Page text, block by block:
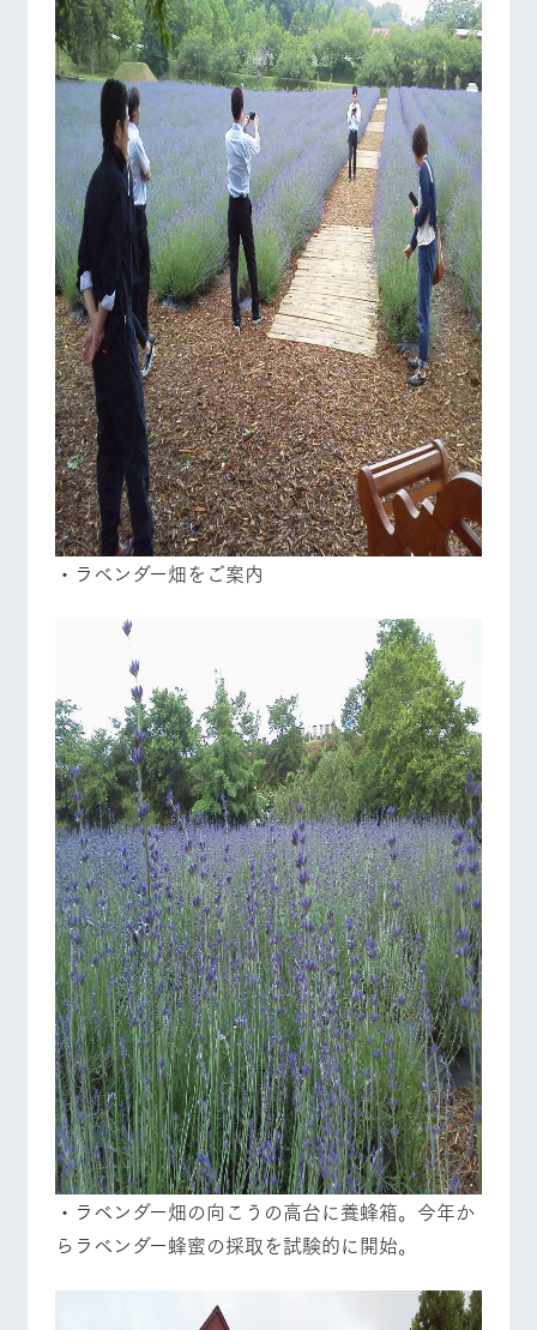
牧場マップを見る 周遊バス
営業時間・料金 交通アクセス
よくあるご質問
団体のお客様へ
ペットをお連れの
お客様へ お問い合わせ
・ラベンダー畑をご案内
・ラベンダー畑の向こうの高台に養蜂箱。今年か
らラベンダー蜂蜜の採取を試験的に開始。